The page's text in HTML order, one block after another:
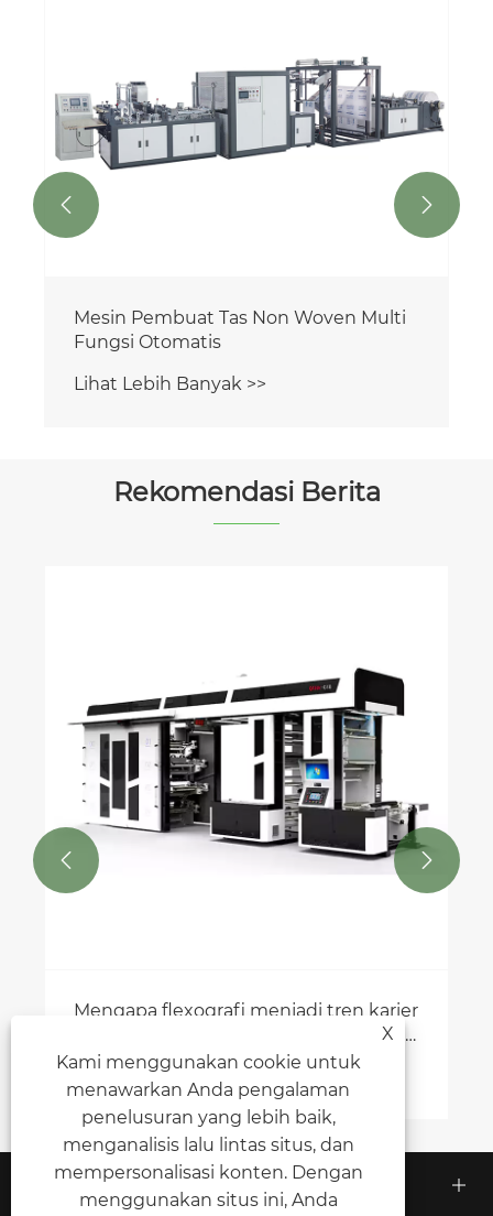
Mesin Pembuat Tas Non Woven Multi
Fungsi Otomatis
Lihat Lebih Banyak >>
 
Rekomendasi Berita
Mengapa flexografi menjadi tren karier
besar berikutnya di bidang percetakan
dan manufaktur?
Lihat Lebih Banyak >>
 
Tentang Kami
X
Kami menggunakan cookie untuk
menawarkan Anda pengalaman
penelusuran yang lebih baik,
menganalisis lalu lintas situs, dan
mempersonalisasi konten. Dengan
menggunakan situs ini, Anda